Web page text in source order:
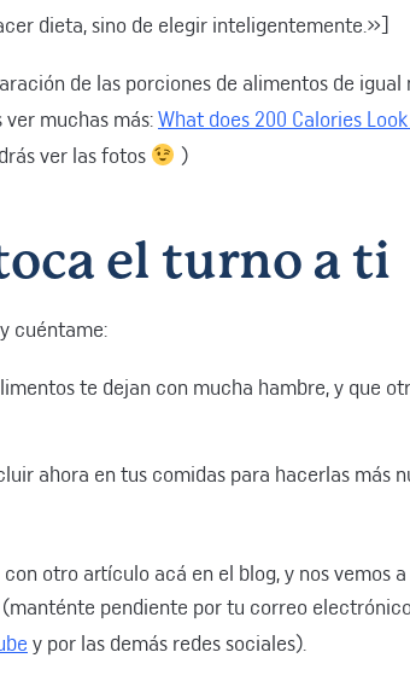
dieta, sino de elegir inteligentemente.»]
de las porciones de alimentos de igual
ver muchas más: What does 200 Calories
ver las fotos
)
el turno a ti
cuéntame:
te dejan con mucha hambre, y que
ahora en tus comidas para hacerlas más
otro artículo acá en el blog, y nos vemos
(manténte pendiente por tu correo
y por las demás redes sociales).